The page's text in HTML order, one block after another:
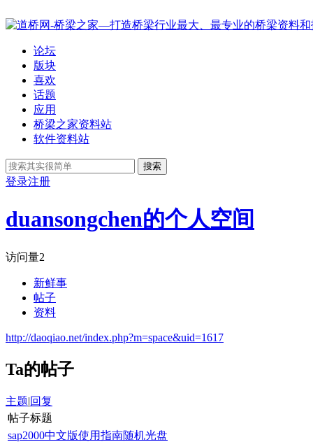
论坛
版块
喜欢
话题
应用
桥梁之家资料站
软件资料站
搜索
登录注册
duansongchen的个人空间
访问量2
新鲜事
帖子
资料
http://daoqiao.net/index.php?m=space&uid=1617
Ta的帖子
主题|回复
帖子标题
sap2000中文版使用指南随机光盘